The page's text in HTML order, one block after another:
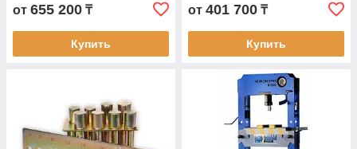
от 655 200 ₸
Купить
от 401 700 ₸
Купить